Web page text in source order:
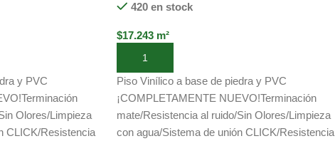
y PVC
Olores/Limpieza
CLICK/Resistencia
420 en stock
$17.243 m²
Añadir al carrito
Piso Vinílico a base de piedra y PVC
¡COMPLETAMENTE NUEVO!Terminación
mate/Resistencia al ruido/Sin Olores/Limpieza
con agua/Sistema de unión CLICK/Resistencia